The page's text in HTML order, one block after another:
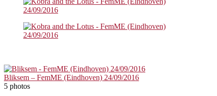
Bliksem – FemME (Eindhoven) 24/09/2016
5 photos